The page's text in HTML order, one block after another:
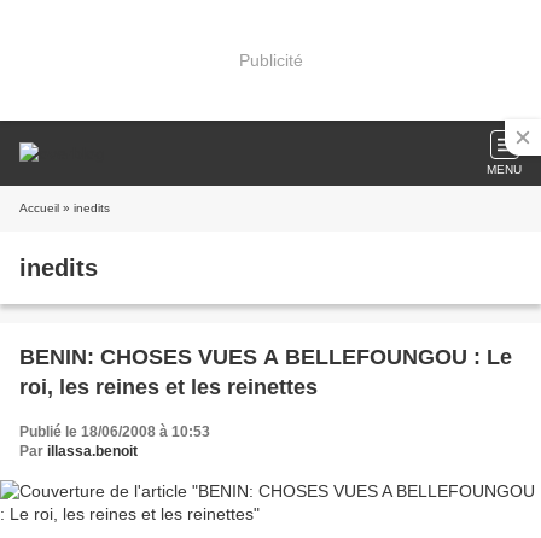
Publicité
MENU
Accueil » inedits
inedits
BENIN: CHOSES VUES A BELLEFOUNGOU : Le
roi, les reines et les reinettes
Publié le 18/06/2008 à 10:53
Par illassa.benoit